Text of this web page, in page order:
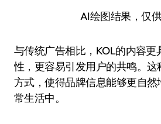
AI绘图结果，仅
与传统广告相比，KOL的内容更
性，更容易引发用户的共鸣。
方式，使得品牌信息能够更自然
常生活中。